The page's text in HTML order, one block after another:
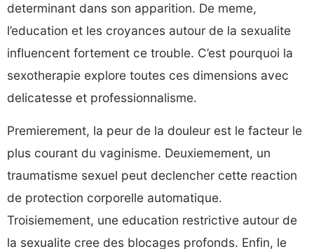
determinant dans son apparition. De meme,
l’education et les croyances autour de la sexualite
influencent fortement ce trouble. C’est pourquoi la
sexotherapie explore toutes ces dimensions avec
delicatesse et professionnalisme.
Premierement, la peur de la douleur est le facteur le
plus courant du vaginisme. Deuxiemement, un
traumatisme sexuel peut declencher cette reaction
de protection corporelle automatique.
Troisiemement, une education restrictive autour de
la sexualite cree des blocages profonds. Enfin, le